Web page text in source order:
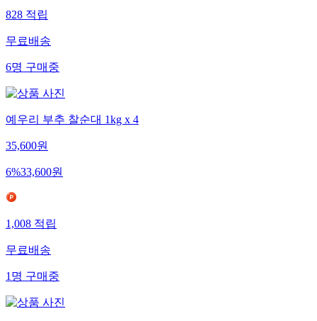
828적립
무료배송
6명구매중
예우리 부추 찰순대 1kg x 4
35,600원
6%33,600원
1,008적립
무료배송
1명구매중